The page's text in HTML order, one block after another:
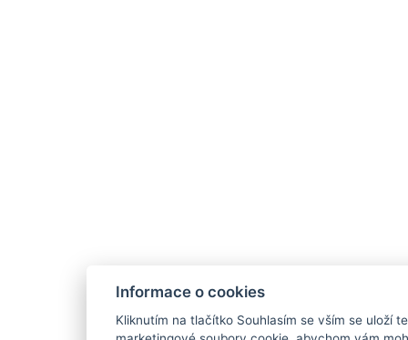
Informace o cookies
Kliknutím na tlačítko Souhlasím se vším se uloží